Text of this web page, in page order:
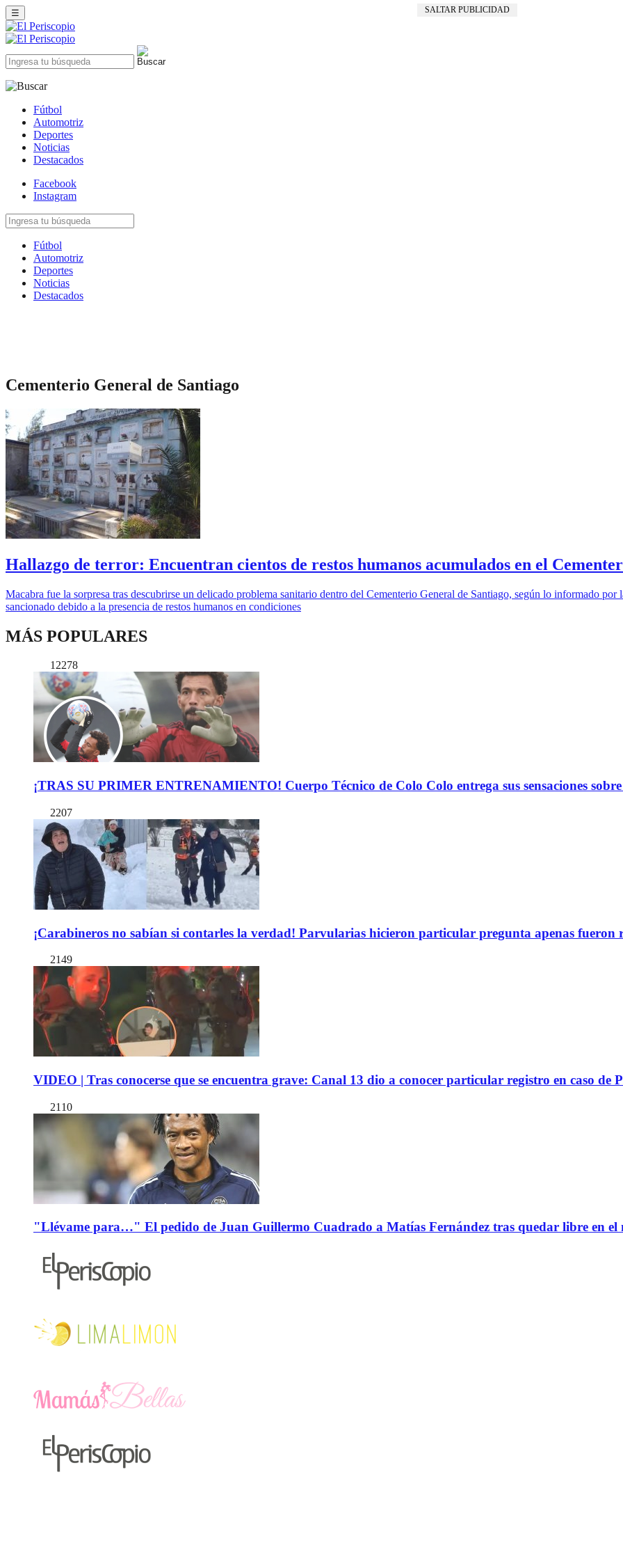
SALTAR PUBLICIDAD
☰
Fútbol
Automotriz
Deportes
Noticias
Destacados
Facebook
Instagram
Fútbol
Automotriz
Deportes
Noticias
Destacados
Cementerio General de Santiago
Hallazgo de terror: Encuentran cientos de restos humanos acumulados en el
Macabra fue la sorpresa tras descubrirse un delicado problema sanitario dentro del Cementerio General de Santiago, según lo informado
sancionado debido a la presencia de restos humanos en condiciones
MÁS POPULARES
12278
¡TRAS SU PRIMER ENTRENAMIENTO! Cuerpo Técnico de Colo Colo entrega sus sensaciones
2207
¡Carabineros no sabían si contarles la verdad! Parvularias hicieron particular pregunta apenas fueron
2149
VIDEO | Tras conocerse que se encuentra grave: Canal 13 dio a conocer particular registro en caso de
2110
"Llévame para…" El pedido de Juan Guillermo Cuadrado a Matías Fernández tras quedar libre en el